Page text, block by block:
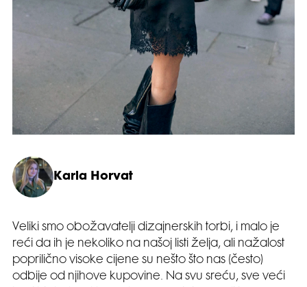
Karla Horvat
Veliki smo obožavatelji dizajnerskih torbi, i malo je
reći da ih je nekoliko na našoj listi želja, ali nažalost
poprilično visoke cijene su nešto što nas (često)
odbije od njihove kupovine. Na svu sreću, sve veći